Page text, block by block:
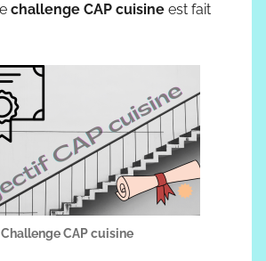
challenge CAP cuisine est fait
Challenge CAP cuisine